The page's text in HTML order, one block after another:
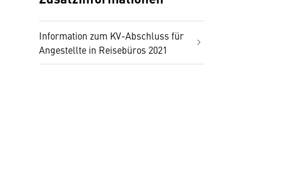
Information zum KV-Abschluss für
Angestellte in Reisebüros 2021